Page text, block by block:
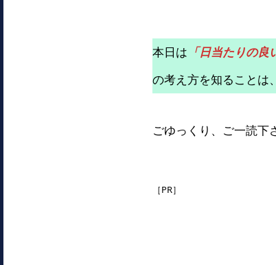
本日は 「日当たりの
の考え方を知ることは
ごゆっくり、ご一読下
［PR］